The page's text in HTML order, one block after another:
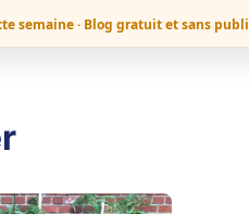
semaine · Blog gratuit et sans